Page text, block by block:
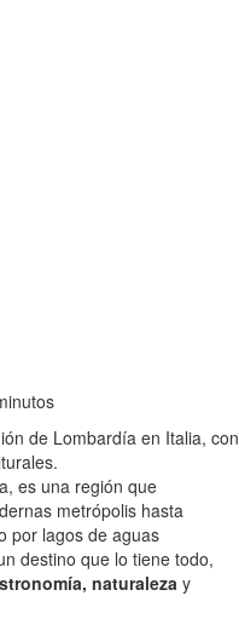
de Lombardía en Italia, con
es una región que
metrópolis hasta
por lagos de aguas
destino que lo tiene todo,
naturaleza y